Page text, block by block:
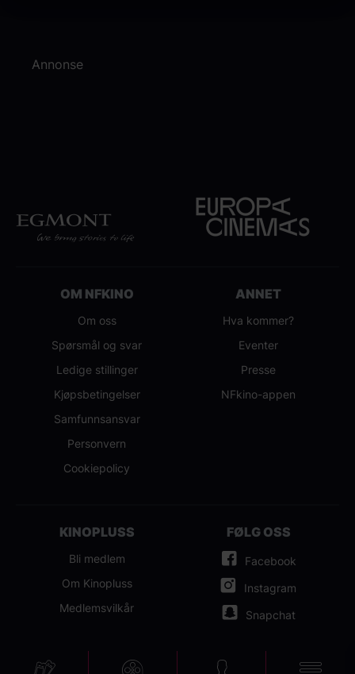
Annonse
OM NFKINO
Om oss
Spørsmål og svar
Ledige stillinger
Kjøpsbetingelser
Samfunnsansvar
Personvern
Cookiepolicy
ANNET
Hva kommer?
Eventer
Presse
NFkino-appen
KINOPLUSS
Bli medlem
Om Kinopluss
Medlemsvilkår
FØLG OSS
Facebook
Instagram
Snapchat